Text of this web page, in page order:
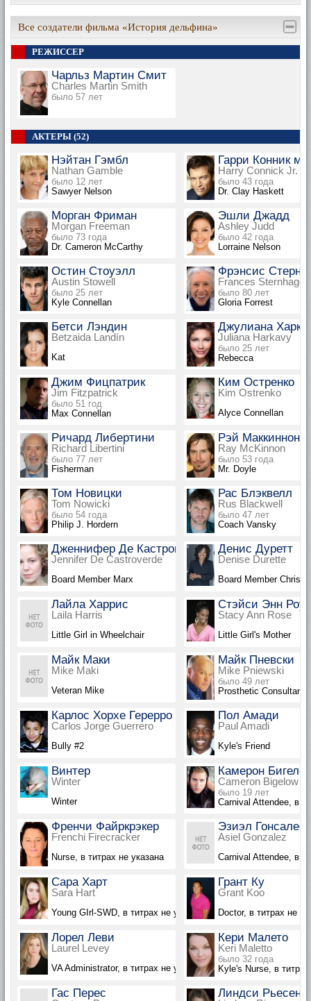
Все создатели фильма «История дельфина»
РЕЖИССЕР
Чарльз Мартин Смит
Charles Martin Smith
было 57 лет
АКТЕРЫ (52)
Нэйтан Гэмбл
Nathan Gamble
было 12 лет
Sawyer Nelson
Гарри Конник
Harry Connick Jr.
было 43 года
Dr. Clay Haskett
Морган Фриман
Morgan Freeman
было 73 года
Dr. Cameron McCarthy
Эшли Джадд
Ashley Judd
было 42 года
Lorraine Nelson
Остин Стоуэлл
Austin Stowell
было 25 лет
Kyle Connellan
Фрэнсис
Frances Sternhagen
было 80 лет
Gloria Forrest
Бетси Лэндин
Betzaida Landín
Kat
Джулиана
Juliana Harkavy
было 25 лет
Rebecca
Джим Фицпатрик
Jim Fitzpatrick
было 51 год
Max Connellan
Ким Остренко
Kim Ostrenko
Alyce Connellan
Ричард Либертини
Richard Libertini
было 77 лет
Fisherman
Рэй Маккиннон
Ray McKinnon
было 53 года
Mr. Doyle
Том Новицки
Tom Nowicki
было 54 года
Philip J. Hordern
Рас Блэквелл
Rus Blackwell
было 47 лет
Coach Vansky
Дженнифер Де Кастроверде
Jennifer De Castroverde
Board Member Marx
Денис Дуретт
Denise Durette
Board Member
Лайла Харрис
Laila Harris
Little Girl in Wheelchair
Стэйси Энн Роуз
Stacy Ann Rose
Little Girl's Mother
Майк Маки
Mike Maki
Veteran Mike
Майк Пневски
Mike Pniewski
было 49 лет
Prosthetic Consultant
Карлос Хорхе Герерро
Carlos Jorge Guerrero
Bully #2
Пол Амади
Paul Amadi
Kyle's Friend
Винтер
Winter
Winter
Камерон Бигелоу
Cameron Bigelow
было 19 лет
Carnival Attendee, в
Френчи Файркрэкер
Frenchi Firecracker
Nurse, в титрах не указана
Эзиэл Гонсалес
Asiel Gonzalez
Carnival Attendee, в
Сара Харт
Sara Hart
Young GIrl-SWD, в титрах не указана
Грант Ку
Grant Koo
Doctor, в титрах не
Лорел Леви
Laurel Levey
VA Administrator, в титрах не указана
Кери Малето
Keri Maletto
было 32 года
Kyle's Nurse, в
Гас Перес Линдси Рьесен